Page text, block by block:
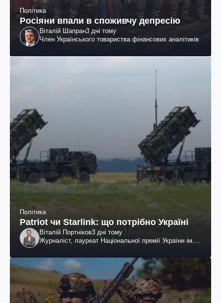
Політика
Росіяни впали в споживчу депресію
Віталій Шапран3 дні тому
Член Українського товариства фінансових аналітиків
Політика
Patriot чи Starlink: що потрібно Україні
Віталій Портніков3 дні тому
Журналіст, лауреат Національної премії України ім.